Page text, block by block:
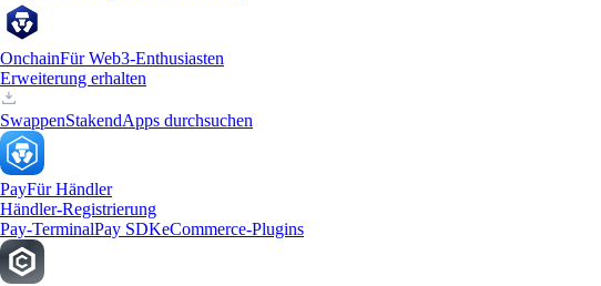
OnchainFür Web3-Enthusiasten
Erweiterung erhalten
SwappenStakendApps durchsuchen
PayFür Händler
Händler-Registrierung
Pay-TerminalPay SDKeCommerce-Plugins